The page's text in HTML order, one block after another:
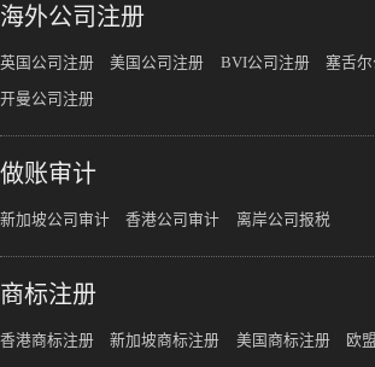
海外公司注册
英国公司注册 美国公司注册 BVI公司注册 塞舌
开曼公司注册
做账审计
新加坡公司审计 香港公司审计 离岸公司报税
商标注册
香港商标注册 新加坡商标注册 美国商标注册 欧